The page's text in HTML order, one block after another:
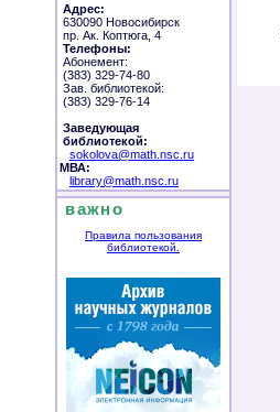
Адрес:
630090 Новосибирск
пр. Ак. Коптюга, 4
Телефоны:
Абонемент:
(383) 329-74-80
Зав. библиотекой:
(383) 329-76-14
Заведующая
библиотекой:
sokolova@math.nsc.ru
МВА:
library@math.nsc.ru
важно
Правила пользования
библиотекой.